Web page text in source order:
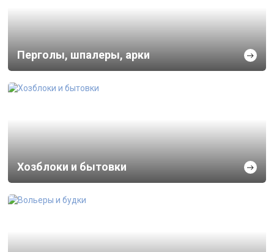
Перголы, шпалеры, арки
Хозблоки и бытовки